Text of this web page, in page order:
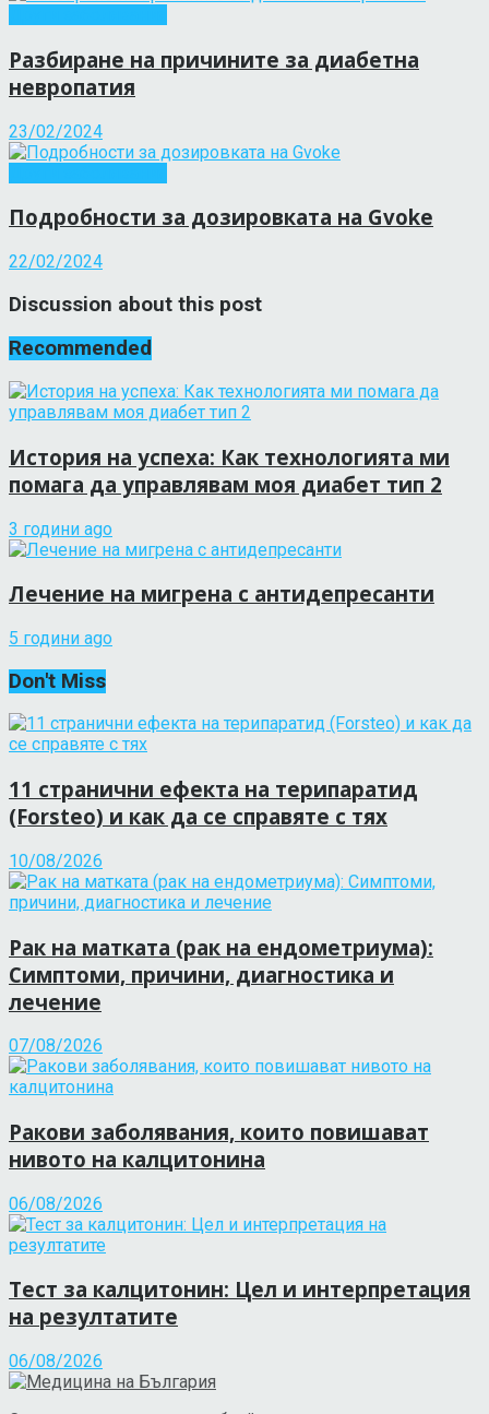
Разбиране на причините за диабетна
невропатия
23/02/2024
Подробности за дозировката на Gvoke
22/02/2024
Discussion about this post
Recommended
История на успеха: Как технологията ми
помага да управлявам моя диабет тип 2
3 години ago
Лечение на мигрена с антидепресанти
5 години ago
Don't Miss
11 странични ефекта на терипаратид
(Forsteo) и как да се справяте с тях
10/08/2026
Рак на матката (рак на ендометриума):
Симптоми, причини, диагностика и
лечение
07/08/2026
Ракови заболявания, които повишават
нивото на калцитонина
06/08/2026
Тест за калцитонин: Цел и интерпретация
на резултатите
06/08/2026